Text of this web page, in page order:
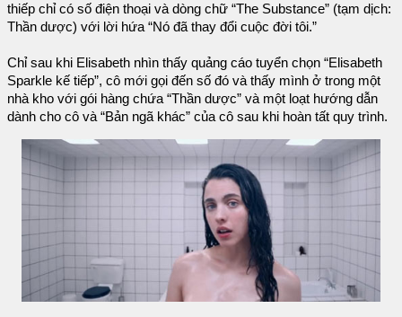
thiếp chỉ có số điện thoại và dòng chữ “The Substance” (tạm dịch:
Thần dược) với lời hứa “Nó đã thay đổi cuộc đời tôi.”
Chỉ sau khi Elisabeth nhìn thấy quảng cáo tuyển chọn “Elisabeth
Sparkle kế tiếp”, cô mới gọi đến số đó và thấy mình ở trong một
nhà kho với gói hàng chứa “Thần dược” và một loạt hướng dẫn
dành cho cô và “Bản ngã khác” của cô sau khi hoàn tất quy trình.